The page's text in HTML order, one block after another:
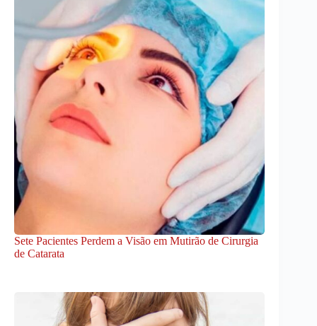
Sete Pacientes Perdem a Visão em Mutirão de Cirurgia
de Catarata